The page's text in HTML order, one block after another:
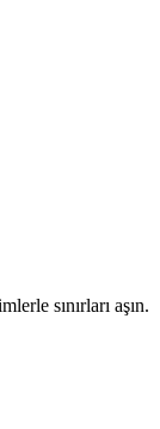
sınırları aşın.